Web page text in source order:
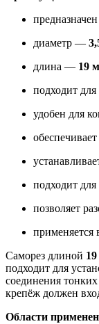
диаметр —
длина — 19
подходит
удобен для
подходит
позволяет
применяется
Саморез длиной
подходит для
соединения
крепёж должен
Области